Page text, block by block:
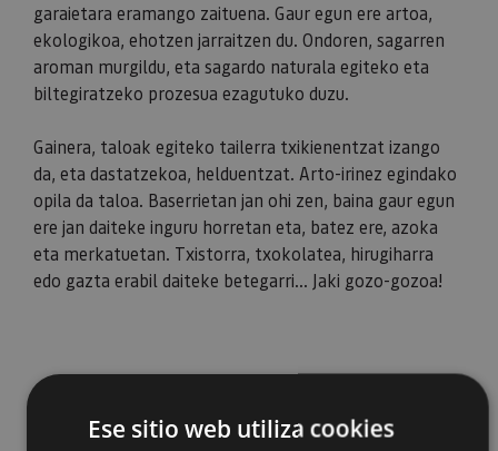
garaietara eramango zaituena. Gaur egun ere artoa,
ekologikoa, ehotzen jarraitzen du. Ondoren, sagarren
aroman murgildu, eta sagardo naturala egiteko eta
biltegiratzeko prozesua ezagutuko duzu.
​​​​​​​Gainera, taloak egiteko tailerra txikienentzat izango
da, eta dastatzekoa, helduentzat. Arto-irinez egindako
opila da taloa. Baserrietan jan ohi zen, baina gaur egun
ere jan daiteke inguru horretan eta, batez ere, azoka
eta merkatuetan. Txistorra, txokolatea, hirugiharra
edo gazta erabil daiteke betegarri... Jaki gozo-gozoa!
Ese sitio web utiliza cookies